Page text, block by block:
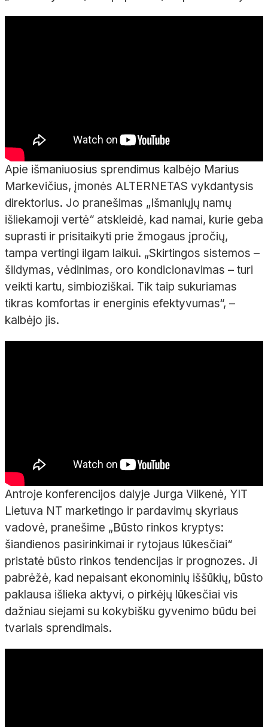
Apie išmaniuosius sprendimus kalbėjo Marius
Markevičius, įmonės ALTERNETAS vykdantysis
direktorius. Jo pranešimas „Išmaniųjų namų
išliekamoji vertė“ atskleidė, kad namai, kurie geba
suprasti ir prisitaikyti prie žmogaus įpročių,
tampa vertingi ilgam laikui. „Skirtingos sistemos –
šildymas, vėdinimas, oro kondicionavimas – turi
veikti kartu, simbioziškai. Tik taip sukuriamas
tikras komfortas ir energinis efektyvumas“, –
kalbėjo jis.
Antroje konferencijos dalyje Jurga Vilkenė, YIT
Lietuva NT marketingo ir pardavimų skyriaus
vadovė, pranešime „Būsto rinkos kryptys:
šiandienos pasirinkimai ir rytojaus lūkesčiai“
pristatė būsto rinkos tendencijas ir prognozes. Ji
pabrėžė, kad nepaisant ekonominių iššūkių, būsto
paklausa išlieka aktyvi, o pirkėjų lūkesčiai vis
dažniau siejami su kokybišku gyvenimo būdu bei
tvariais sprendimais.